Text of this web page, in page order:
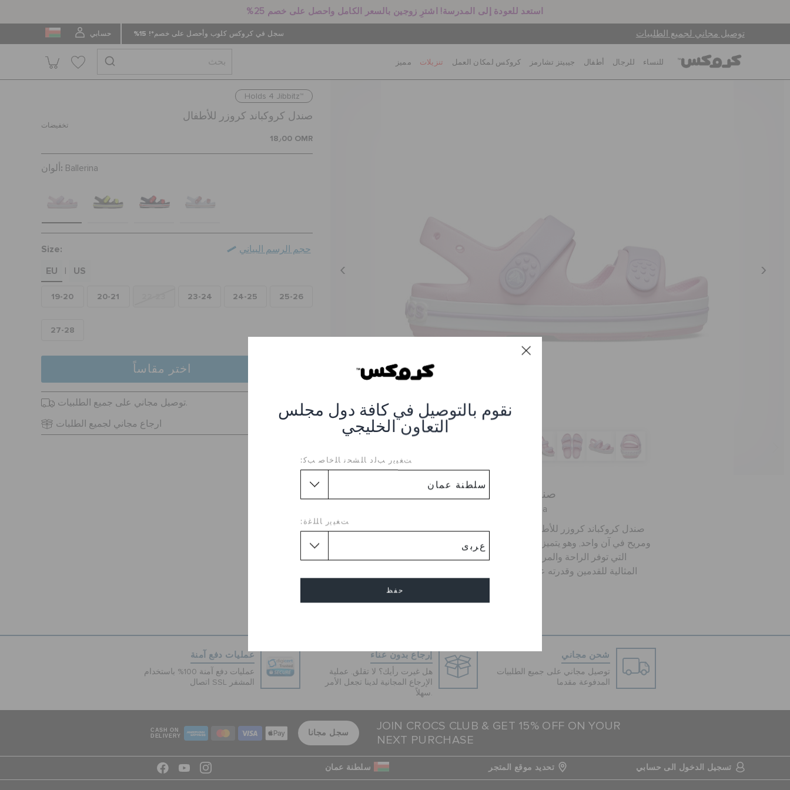
استعد للعودة إلى المدرسة! اشترِ زوجين بالسعر الكامل واحصل على خصم 25%
توصيل مجاني لجميع الطلبيات سجل في كروكس كلوب وأحصل على خصم*! 15% حسابي
نقوم بالتوصيل في كافة دول مجلس
التعاون الخليجي
ﺖﻐﻴﻳﺭ ﺐﻟﺩ ﺎﻠﺸﺤﻧ ﺎﻠﺧﺎﺻ ﺐﻛ:
ﺖﻐﻴﻳﺭ ﺎﻠﻠﻏﺓ:
حفظ
للنساء للرجال أطفال جيبيتز تشارمز كروكس لمكان العمل تنزيلات مميز
Holds 4 Jibbitz™
صندل كروكباند كروزر للأطفال
تخفيضات
18٫00 OMR
ألوان: Ballerina
Size:
EU
US
19-20 20-21 23-24 24-25 25-26
27-28
حجم الرسم البياني
اختر مقاساً
توصيل مجاني على جميع الطلبيات.
ارجاع مجاني لجميع الطلبات
صندل كروكباند كروزر للأطفال
العنصر #CR-209424-84I_Ballerina
صندل كروكباند كروزر للأطفال تقدمه كروكس بتصميم عصري
ومريح في آن واحد, وهو يتميز ببطانة ممتازة من اجود انواع المواد
التي توفر الراحة والمرونة اثناء الحركة. يتميز الحذاء بقصته
المثالية للقدمين وقدرته على التكيف مع جميع الأسطح!. مزود
شحن مجاني
توصيل مجاني على جميع الطلبيات
المدفوعة مقدما
إرجاع بدون عناء
هل غيرت رأيك؟ لا تقلق. عملية
الإرجاع المجانية لدينا تجعل الأمر
سهلاً.
عمليات دفع آمنة
عمليات دفع آمنة 100% باستخدام
اتصال SSL المشفر
JOIN CROCS CLUB & GET 15% OFF ON YOUR
NEXT PURCHASE
سجل مجانا
CASH ON
DELIVERY
تسجيل الدخول الى حسابي تحديد موقع المتجر سلطنة عمان